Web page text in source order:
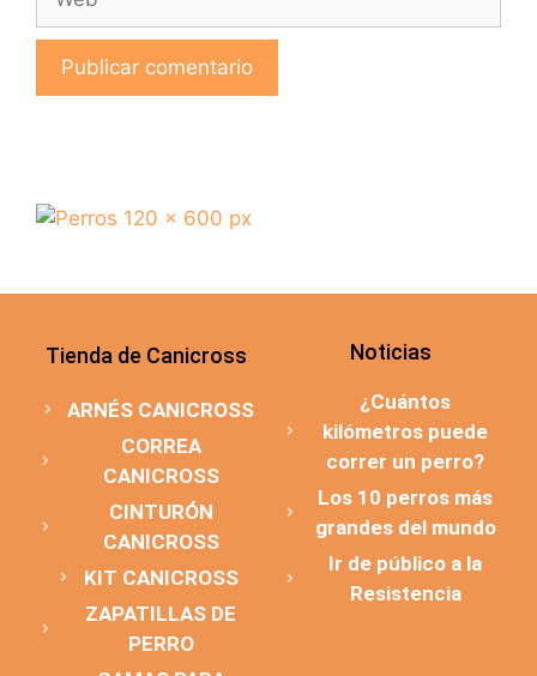
Tienda de Canicross
ARNÉS CANICROSS
CORREA
CANICROSS
CINTURÓN
CANICROSS
KIT CANICROSS
ZAPATILLAS DE
PERRO
Noticias
¿Cuántos
kilómetros puede
correr un perro?
Los 10 perros más
grandes del mundo
Ir de público a la
Resistencia